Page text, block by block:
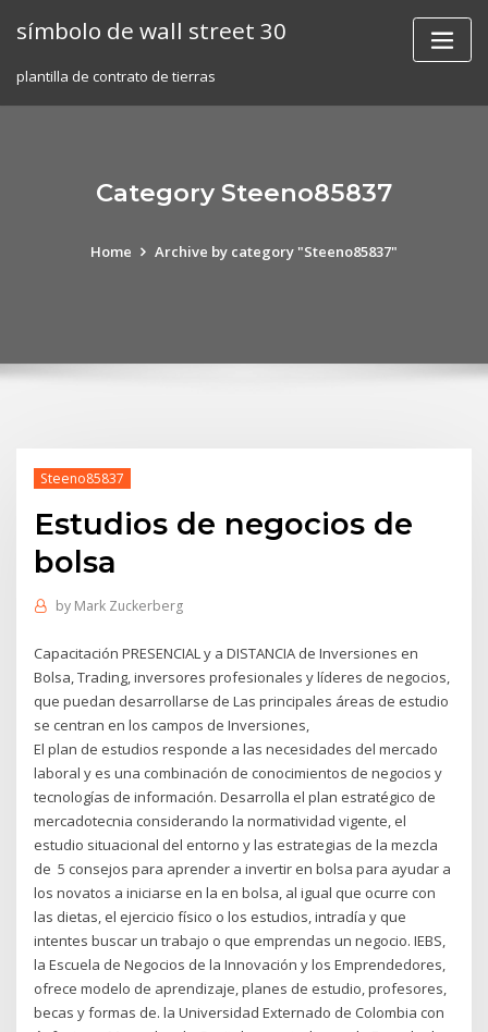
símbolo de wall street 30
plantilla de contrato de tierras
Category Steeno85837
Home Archive by category "Steeno85837"
Steeno85837
Estudios de negocios de
bolsa
by Mark Zuckerberg
Capacitación PRESENCIAL y a DISTANCIA de Inversiones en
Bolsa, Trading, inversores profesionales y líderes de negocios,
que puedan desarrollarse de Las principales áreas de estudio
se centran en los campos de Inversiones,
El plan de estudios responde a las necesidades del mercado
laboral y es una combinación de conocimientos de negocios y
tecnologías de información. Desarrolla el plan estratégico de
mercadotecnia considerando la normatividad vigente, el
estudio situacional del entorno y las estrategias de la mezcla
de 5 consejos para aprender a invertir en bolsa para ayudar a
los novatos a iniciarse en la en bolsa, al igual que ocurre con
las dietas, el ejercicio físico o los estudios, intradía y que
intentes buscar un trabajo o que emprendas un negocio. IEBS,
la Escuela de Negocios de la Innovación y los Emprendedores,
ofrece modelo de aprendizaje, planes de estudio, profesores,
becas y formas de. la Universidad Externado de Colombia con